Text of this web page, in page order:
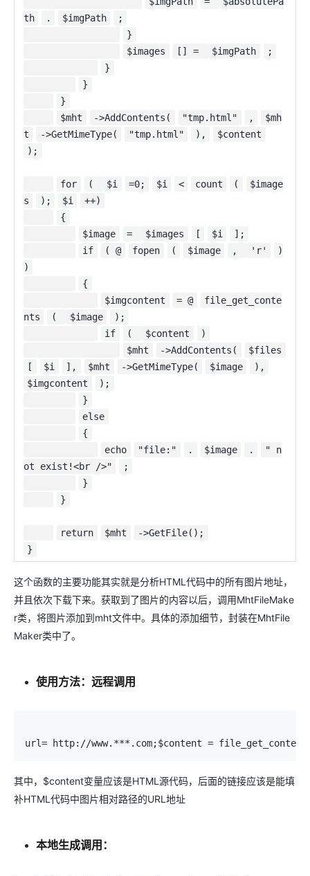
th
. $imgPath
;
}
$images
[] = $imgPath
;
}
}
}
$mht
->AddContents( "tmp.html" ,
$mh
t
->GetMimeType( "tmp.html" ),
$content
);
for ( $i =0; $i < count (
$image
s
); $i
++)
{
$image
= $images [ $i
];
if
( @ fopen ( $image , 'r'
)
)
{
$imgcontent
= @
file_get_conte
nts
( $image
);
if
( $content
)
$mht
->AddContents(
$files
[
$i ], $mht ->GetMimeType( $image
),
$imgcontent
);
}
else
{
echo
"file:" . $image .
" n
ot exist!<br />"
;
}
}
return $mht
->GetFile();
}
这个函数的主要功能其实就是分析HTML代码中的所有图片地址，
并且依次下载下来。获取到了图片的内容以后，调用MhtFileMake
r类，将图片添加到mht文件中。具体的添加细节，封装在MhtFile
Maker类中了。
使用方法：远程调用
url= http://www.***.com;$content =
其中，$content变量应该是HTML源代码，后面的链接应该是能填
补HTML代码中图片相对路径的URL地址
本地生成调用：